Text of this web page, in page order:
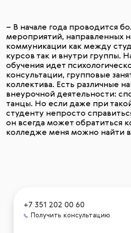
– В начале года проводится
мероприятий, направленных
коммуникации как между
курсов так и внутри группы.
обучения идет
консультации, групповые
коллектива. Есть различные
внеурочной деятельности:
танцы. Но если даже при
студенту непросто
он всегда может обратиться
колледже меня можно найти в
+7 351 202 00 60
Получить консультацию